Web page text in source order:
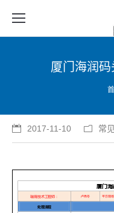
厦门海润
2017-11-10 常